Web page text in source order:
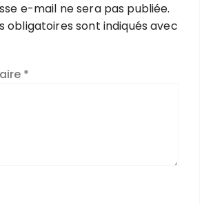
e-mail ne sera pas publiée.
obligatoires sont indiqués avec
*